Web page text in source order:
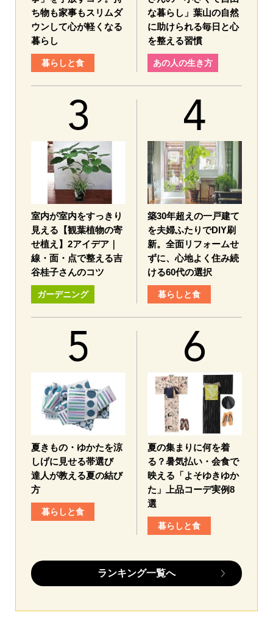
ち物も家事もスリムダ
ウンして心が軽くなる
暮らし
暮らしと食
な暮らし」葉山の自然
に助けられる毎日と心
を整える習慣
あの人の生き方
室内が室内をすっきり
見える【観葉植物の寄
せ植え】2アイデア｜
線・面・点で整える吉
谷桂子さんのコツ
ガーデニング
築30年超えの一戸建て
を夫婦ふたりでDIY刷
新。全面リフォームせ
ずに、心地よく住み続
ける60代の選択
暮らしと食
夏きもの・ゆかたを涼
しげに見せる帯選び
達人が教える夏の結び
方
暮らしと食
夏の集まりに何を着
る？暑気払い・会食で
映える「よそゆきゆか
た」上品コーデ実例8
選
暮らしと食
ランキング一覧へ